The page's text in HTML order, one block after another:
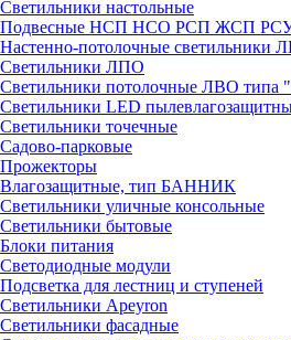
Светильники настольные
Подвесные НСП НСО РСП ЖСП
Настенно-потолочные светильники
Светильники ЛПО
Светильники потолочные ЛВО типа
Светильники LED
Светильники точечные
Садово-парковые
Прожекторы
Влагозащитные, тип БАННИК
Светильники уличные консольные
Светильники бытовые
Блоки питания
Светодиодные модули
Подсветка для лестниц и ступеней
Светильники Apeyron
Светильники фасадные